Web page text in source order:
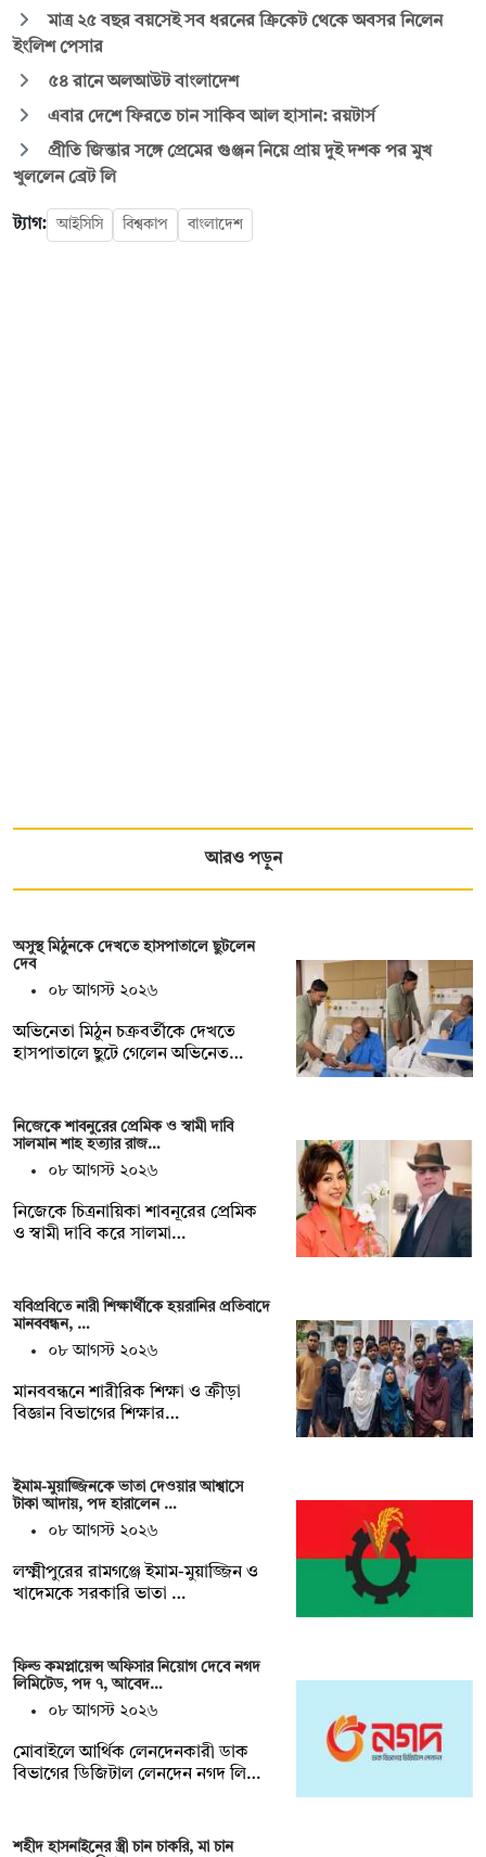
মাত্র ২৫ বছর বয়সেই সব ধরনের ক্রিকেট থেকে অবসর নিলেন
ইংলিশ পেসার
৫৪ রানে অলআউট বাংলাদেশ
এবার দেশে ফিরতে চান সাকিব আল হাসান: রয়টার্স
প্রীতি জিন্তার সঙ্গে প্রেমের গুঞ্জন নিয়ে প্রায় দুই দশক পর মুখ
খুললেন ব্রেট লি
ট্যাগ: আইসিসি বিশ্বকাপ বাংলাদেশ
আরও পড়ুন
অসুস্থ মিঠুনকে দেখতে হাসপাতালে ছুটলেন
দেব
০৮ আগস্ট ২০২৬
অভিনেতা মিঠুন চক্রবর্তীকে দেখতে
হাসপাতালে ছুটে গেলেন অভিনেত…
নিজেকে শাবনুরের প্রেমিক ও স্বামী দাবি
সালমান শাহ হত্যার রাজ…
০৮ আগস্ট ২০২৬
নিজেকে চিত্রনায়িকা শাবনূরের প্রেমিক
ও স্বামী দাবি করে সালমা…
যবিপ্রবিতে নারী শিক্ষার্থীকে হয়রানির প্রতিবাদে
মানববন্ধন, …
০৮ আগস্ট ২০২৬
মানববন্ধনে শারীরিক শিক্ষা ও ক্রীড়া
বিজ্ঞান বিভাগের শিক্ষার…
ইমাম-মুয়াজ্জিনকে ভাতা দেওয়ার আশ্বাসে
টাকা আদায়, পদ হারালেন …
০৮ আগস্ট ২০২৬
লক্ষ্মীপুরের রামগঞ্জে ইমাম-মুয়াজ্জিন ও
খাদেমকে সরকারি ভাতা …
ফিল্ড কমপ্লায়েন্স অফিসার নিয়োগ দেবে নগদ
লিমিটেড, পদ ৭, আবেদ…
০৮ আগস্ট ২০২৬
মোবাইলে আর্থিক লেনদেনকারী ডাক
বিভাগের ডিজিটাল লেনদেন নগদ লি…
শহীদ হাসনাইনের স্ত্রী চান চাকরি, মা চান